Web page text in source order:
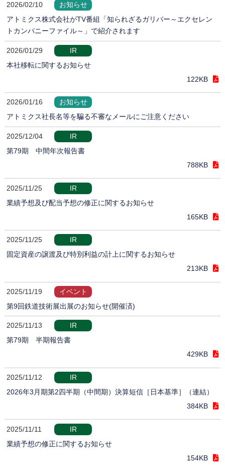
2026/02/10
お知らせ
アトミクス株式会社がTV番組「知られざるガリバー～エクセレン
トカンパニーファイル～」で紹介されます
2026/01/29
IR
本社移転に関するお知らせ
122KB
2026/01/16
お知らせ
アトミクス社長名等を騙る不審なメールにご注意ください
2025/12/04
IR
第79期 中間年次報告書
788KB
2025/11/25
IR
業績予想及び配当予想の修正に関するお知らせ
165KB
2025/11/25
IR
固定資産の譲渡及び特別利益の計上に関するお知らせ
213KB
2025/11/19
イベント
第9回鉄道技術展出展のお知らせ(開催済)
2025/11/13
IR
第79期 半期報告書
429KB
2025/11/12
IR
2026年3月期第2四半期（中間期）決算短信［日本基準］（連結）
384KB
2025/11/11
IR
業績予想の修正に関するお知らせ
154KB